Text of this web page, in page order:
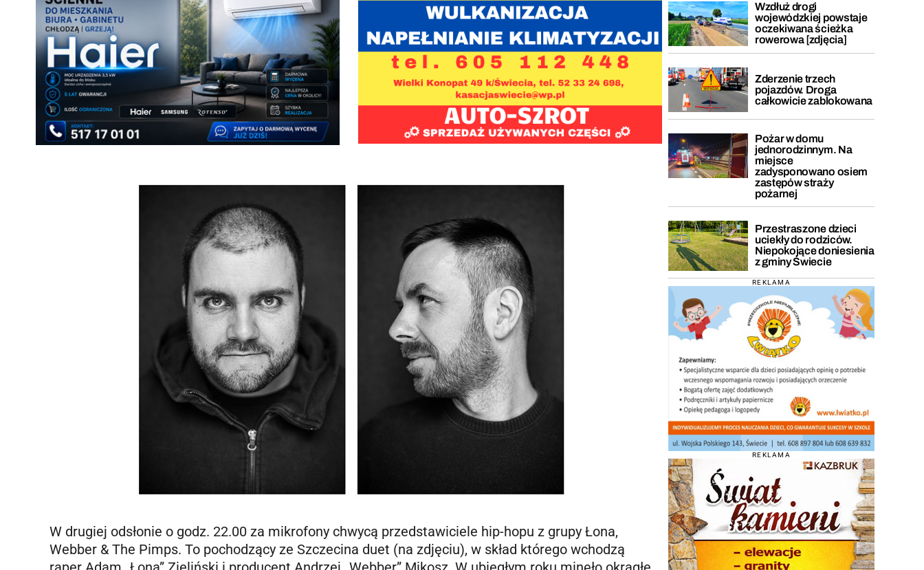
W drugiej odsłonie o godz. 22.00 za mikrofony chwycą przedstawiciele hip-hopu z grupy Łona,
Webber & The Pimps. To pochodzący ze Szczecina duet (na zdjęciu), w skład którego wchodzą
Wzdłuż drogi
wojewódzkiej powstaje
oczekiwana ścieżka
rowerowa [zdjęcia]
Zderzenie trzech
pojazdów. Droga
całkowicie zablokowana
Pożar w domu
jednorodzinnym. Na
miejsce
zadysponowano osiem
zastępów straży
pożarnej
Przestraszone dzieci
uciekły do rodziców.
Niepokojące doniesienia
z gminy Świecie
REKLAMA
REKLAMA